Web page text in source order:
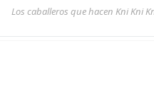
Los caballeros que hacen Kni Kni